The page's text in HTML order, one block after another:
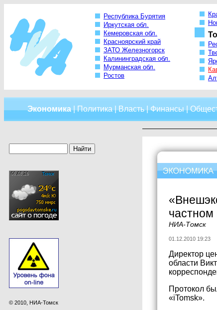
Республика Бурятия
Иркутская обл.
Кемеровская обл.
Красноярский край
ЗАТО Железногорск
Калининградская обл.
Мурманская обл.
Ростов
Экономика|Политика|Власть|Финансы|
© 2010, НИА-Томск
частном
НИА-Томск
01.12.2010 19:23
Директор
области
Протокол
«iTomsk».